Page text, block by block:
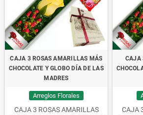
CAJA 3 ROSAS AMARILLAS MÁS
CHOCOLATE Y GLOBO DÍA DE LAS
MADRES
Arreglos Florales
CAJA 3 ROSAS AMARILLAS
CAJA
CAJA